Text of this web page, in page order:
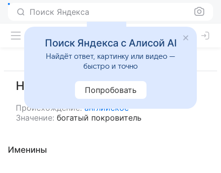
Поиск Яндекса
Нед
Происхождение: английское
Значение: богатый покровитель
Именины
Поиск Яндекса с Алисой AI
Найдёт ответ, картинку или видео —
быстро и точно
Попробовать